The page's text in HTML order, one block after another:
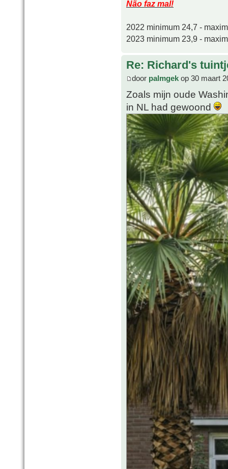
Não faz mal!
2022 minimum 24,7 -
2023 minimum 23,9 -
Re: Richard's
door palmgek op 30 maart
Zoals mijn oude
in NL had gewoond